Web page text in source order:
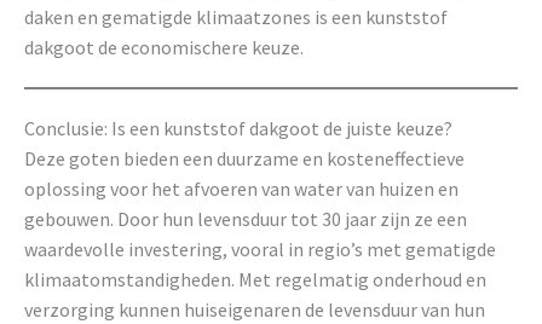
daken en gematigde klimaatzones is een kunststof
dakgoot de economischere keuze.
Conclusie: Is een kunststof dakgoot de juiste keuze?
Deze goten bieden een duurzame en kosteneffectieve
oplossing voor het afvoeren van water van huizen en
gebouwen. Door hun levensduur tot 30 jaar zijn ze een
waardevolle investering, vooral in regio’s met gematigde
klimaatomstandigheden. Met regelmatig onderhoud en
verzorging kunnen huiseigenaren de levensduur van hun